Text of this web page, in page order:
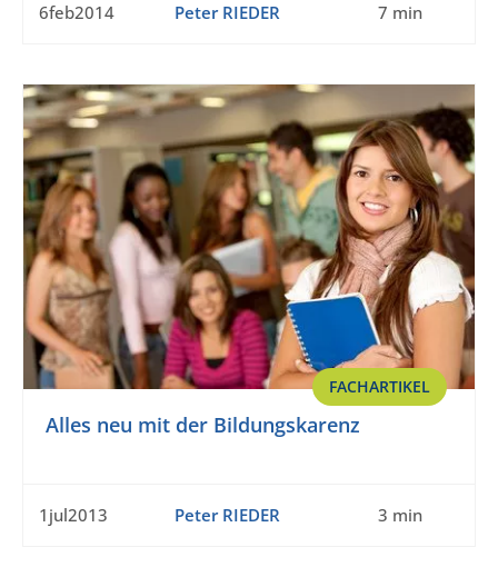
6feb2014 Peter RIEDER 7 min
FACHARTIKEL
Alles neu mit der Bildungskarenz
1jul2013 Peter RIEDER 3 min